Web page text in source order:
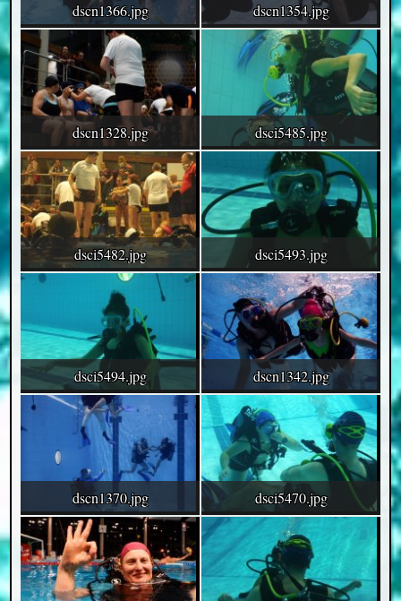
dscn1366.jpg dscn1354.jpg
dscn1328.jpg dsci5485.jpg
dsci5482.jpg dsci5493.jpg
dsci5494.jpg dscn1342.jpg
dscn1370.jpg dsci5470.jpg